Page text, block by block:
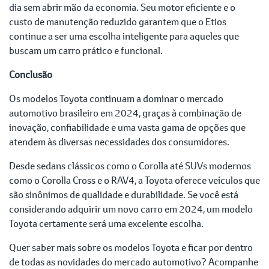
dia sem abrir mão da economia. Seu motor eficiente e o
custo de manutenção reduzido garantem que o Etios
continue a ser uma escolha inteligente para aqueles que
buscam um carro prático e funcional.
Conclusão
Os modelos Toyota continuam a dominar o mercado
automotivo brasileiro em 2024, graças à combinação de
inovação, confiabilidade e uma vasta gama de opções que
atendem às diversas necessidades dos consumidores.
Desde sedans clássicos como o Corolla até SUVs modernos
como o Corolla Cross e o RAV4, a Toyota oferece veículos que
são sinônimos de qualidade e durabilidade. Se você está
considerando adquirir um novo carro em 2024, um modelo
Toyota certamente será uma excelente escolha.
Quer saber mais sobre os modelos Toyota e ficar por dentro
de todas as novidades do mercado automotivo? Acompanhe